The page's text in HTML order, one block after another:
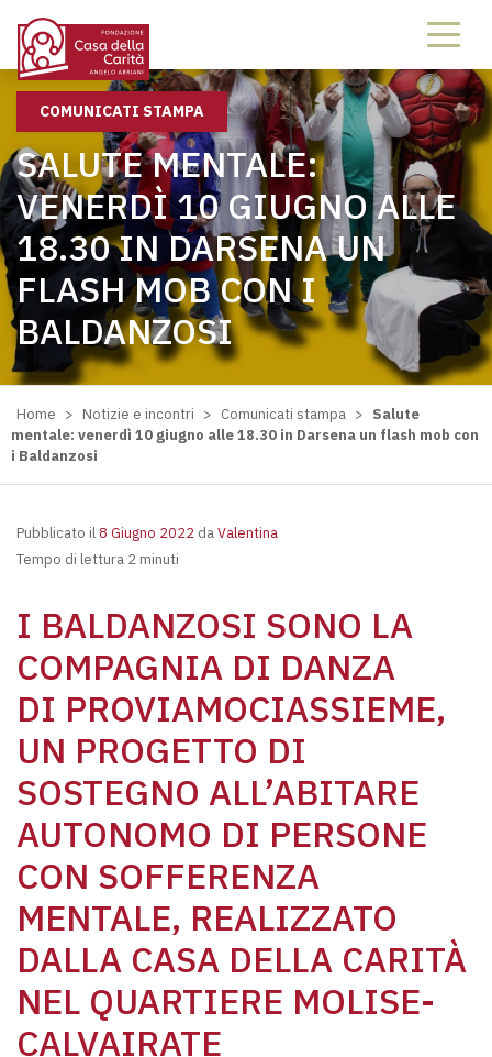
COMUNICATI STAMPA
SALUTE MENTALE:
VENERDÌ 10 GIUGNO ALLE
18.30 IN DARSENA UN
FLASH MOB CON I
BALDANZOSI
Home > Notizie e incontri > Comunicati stampa > Salute
mentale: venerdì 10 giugno alle 18.30 in Darsena un flash mob con
i Baldanzosi
Pubblicato il 8 Giugno 2022 daValentina
Tempo di lettura 2 minuti
I BALDANZOSI SONO LA
COMPAGNIA DI DANZA
DI PROVIAMOCIASSIEME,
UN PROGETTO DI
SOSTEGNO ALL’ABITARE
AUTONOMO DI PERSONE
CON SOFFERENZA
MENTALE, REALIZZATO
DALLA CASA DELLA CARITÀ
NEL QUARTIERE MOLISE-
CALVAIRATE